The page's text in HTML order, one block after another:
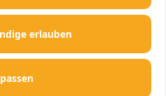
erlauben